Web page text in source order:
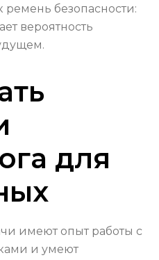
безопасности:
вероятность
для
имеют опыт работы с
и умеют